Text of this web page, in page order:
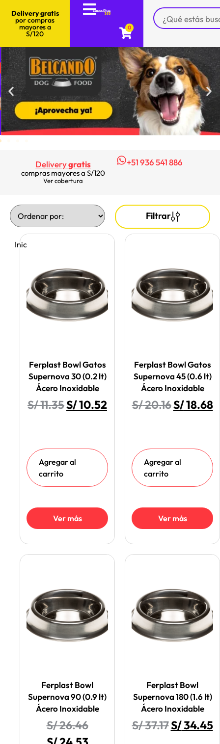
Delivery gratis
por compras
mayores a
S/120
0
Deliverygratis
compras mayores a S/120
Ver cobertura
+51 936 541 886
Filtrar
Inicio
Ferplast Bowl Gatos
Supernova 30 (0.2 lt)
Ácero Inoxidable
S/11.35S/10.52
Agregar al
carrito
Ver más
Ferplast Bowl Gatos
Supernova 45 (0.6 lt)
Ácero Inoxidable
S/20.16S/18.68
Agregar al
carrito
Ver más
Ferplast Bowl
Supernova 90 (0.9 lt)
Ácero Inoxidable
S/26.46
Ferplast Bowl
Supernova 180 (1.6 lt)
Ácero Inoxidable
S/37.17S/34.45